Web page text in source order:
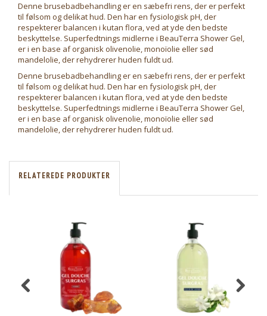
Denne brusebadbehandling er en sæbefri rens, der er perfekt
til følsom og delikat hud. Den har en fysiologisk pH, der
respekterer balancen i kutan flora, ved at yde den bedste
beskyttelse. Superfedtnings midlerne i BeauTerra Shower Gel,
er i en base af organisk olivenolie, monoïolie eller sød
mandelolie, der rehydrerer huden fuldt ud.
Denne brusebadbehandling er en sæbefri rens, der er perfekt
til følsom og delikat hud. Den har en fysiologisk pH, der
respekterer balancen i kutan flora, ved at yde den bedste
beskyttelse. Superfedtnings midlerne i BeauTerra Shower Gel,
er i en base af organisk olivenolie, monoïolie eller sød
mandelolie, der rehydrerer huden fuldt ud.
RELATEREDE PRODUKTER